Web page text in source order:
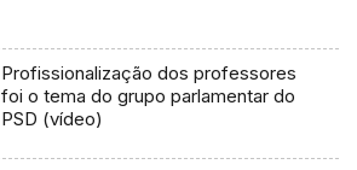
Profissionalização dos professores
foi o tema do grupo parlamentar do
PSD (vídeo)